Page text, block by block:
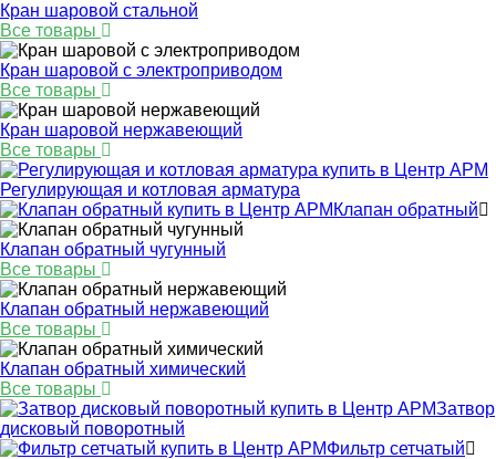
Кран шаровой стальной
Все товары
Кран шаровой с электроприводом
Все товары
Кран шаровой нержавеющий
Все товары
Регулирующая и котловая арматура
Клапан обратный
Клапан обратный чугунный
Все товары
Клапан обратный нержавеющий
Все товары
Клапан обратный химический
Все товары
Затвор
дисковый поворотный
Фильтр сетчатый